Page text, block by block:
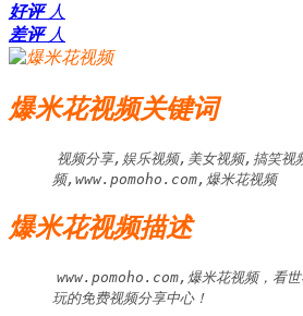
好评 人
差评 人
爆米花视频关键词
视频分享,娱乐视频,美女视频,搞笑视
频,www.pomoho.com,爆米花视频
爆米花视频描述
www.pomoho.com,爆米花视频，看
玩的免费视频分享中心！